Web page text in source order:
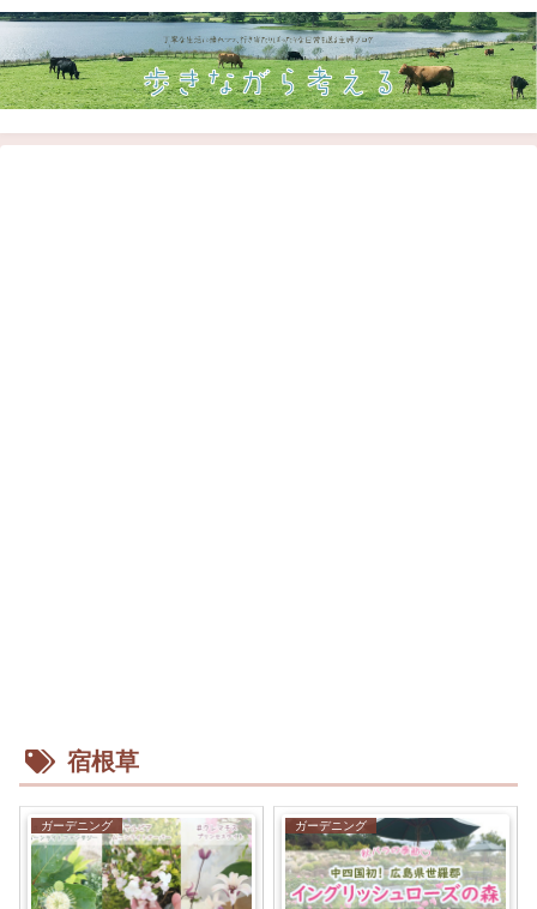
宿根草
ガーデニング ガーデニング